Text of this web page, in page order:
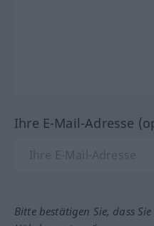
Ihre E-Mail-Adresse
Bitte bestätigen Sie, dass